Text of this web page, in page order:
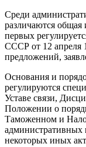
Среди
различаются общая
первых
СССР от 12 апреля
предложений,
Основания и
регулируются
Уставе связи,
Положении о
Таможенном и
некоторых иных